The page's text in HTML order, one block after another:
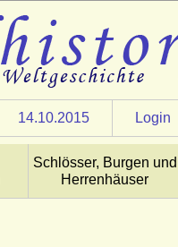
14.10.2015 Login
Schlösser, Burgen und
Herrenhäuser